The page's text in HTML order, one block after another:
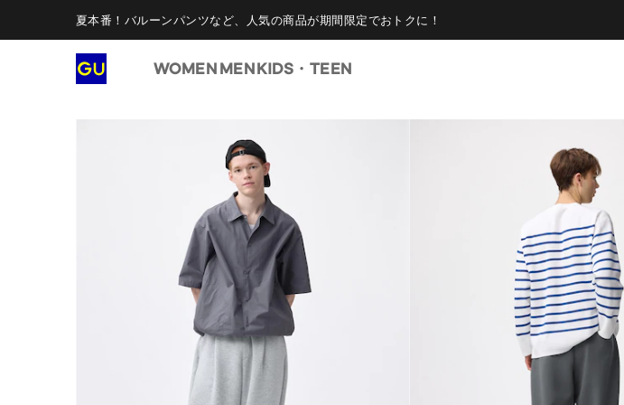
夏本番！バルーンパンツなど、人気の商品が期間限定でおトクに！
WOMEN MENKIDS・TEEN